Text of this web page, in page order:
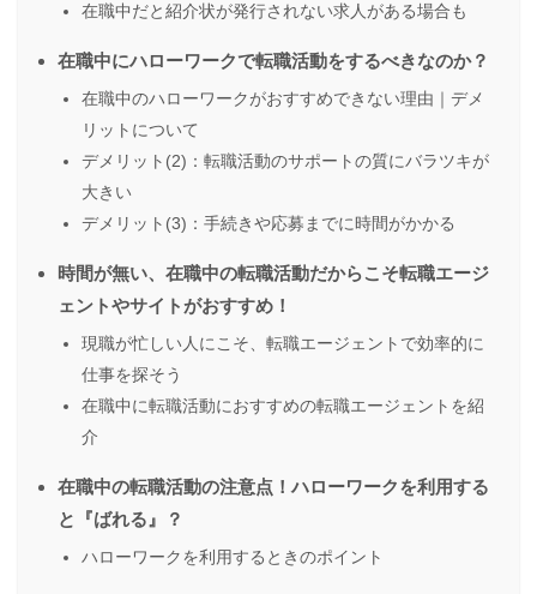
在職中だと紹介状が発行されない求人がある場合も
在職中にハローワークで転職活動をするべきなのか？
在職中のハローワークがおすすめできない理由｜デメ
リットについて
デメリット(2)：転職活動のサポートの質にバラツキが
大きい
デメリット(3)：手続きや応募までに時間がかかる
時間が無い、在職中の転職活動だからこそ転職エージ
ェントやサイトがおすすめ！
現職が忙しい人にこそ、転職エージェントで効率的に
仕事を探そう
在職中に転職活動におすすめの転職エージェントを紹
介
在職中の転職活動の注意点！ハローワークを利用する
と『ばれる』？
ハローワークを利用するときのポイント